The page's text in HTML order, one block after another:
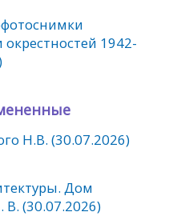
окрестностей 1942-
Н.В. (30.07.2026)
Дом
В. (30.07.2026)